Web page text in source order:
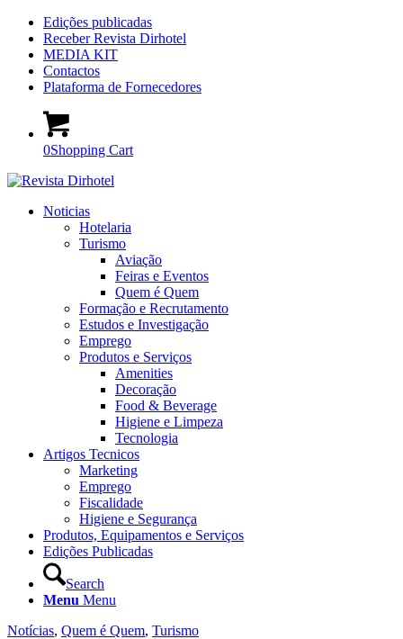
Edições publicadas
Receber Revista Dirhotel
MEDIA KIT
Contactos
Plataforma de Fornecedores
0Shopping Cart
Noticias
Hotelaria
Turismo
Aviação
Feiras e Eventos
Quem é Quem
Formação e Recrutamento
Estudos e Investigação
Emprego
Produtos e Serviços
Amenities
Decoração
Food & Beverage
Higiene e Limpeza
Tecnologia
Artigos Tecnicos
Marketing
Emprego
Fiscalidade
Higiene e Segurança
Produtos, Equipamentos e Serviços
Edições Publicadas
Search
Menu Menu
Notícias, Quem é Quem, Turismo